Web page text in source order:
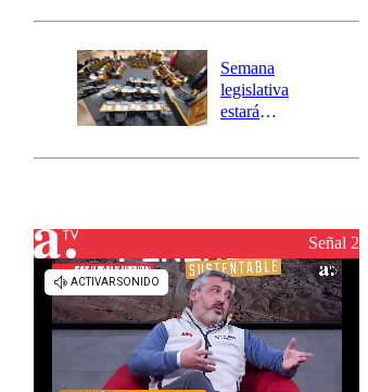
activa Alerta
Preventiva en
tres comunas
Semana
legislativa
estará
el fin de la
reconstrucciónSeñal 2